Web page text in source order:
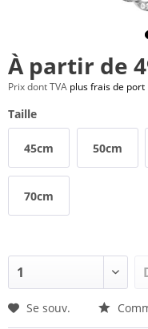
À partir de
Prix dont TVA plus frais de port
Taille
45cm 50cm
70cm
Se souv.